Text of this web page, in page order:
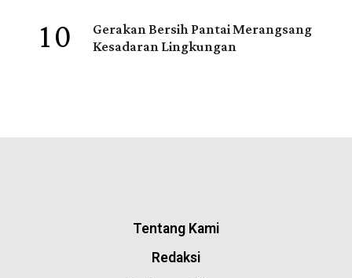
10 Gerakan Bersih Pantai Merangsang
Kesadaran Lingkungan
Tentang Kami
Redaksi